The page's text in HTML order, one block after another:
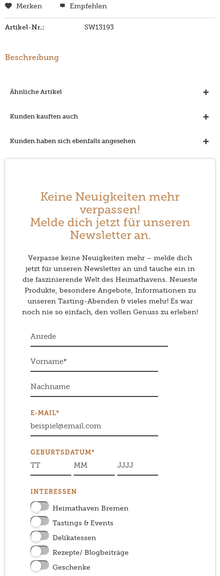
Merken Empfehlen
Artikel-Nr.: SW13193
Beschreibung
Ähnliche Artikel
Kunden kauften auch
Kunden haben sich ebenfalls angesehen
Keine Neuigkeiten mehr
verpassen!
Melde dich jetzt für unseren
Newsletter an.
Verpasse keine Neuigkeiten mehr – melde dich
jetzt für unseren Newsletter an und tauche ein in
die faszinierende Welt des Heimathavens. Neueste
Produkte, besondere Angebote, Informationen zu
unseren Tasting-Abenden & vieles mehr! Es war
noch nie so einfach, den vollen Genuss zu erleben!
E-MAIL*
GEBURTSDATUM*
INTERESSEN
Heimathaven Bremen
Tastings & Events
Delikatessen
Rezepte/ Blogbeiträge
Geschenke